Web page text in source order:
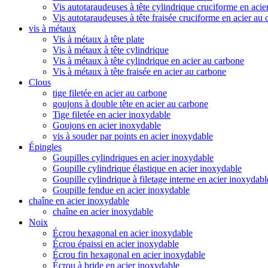
Vis autotaraudeuses à tête cylindrique cruciforme en
Vis autotaraudeuses à tête fraisée cruciforme en acier au
vis à métaux
Vis à métaux à tête plate
Vis à métaux à tête cylindrique
Vis à métaux à tête cylindrique en acier au carbone
Vis à métaux à tête fraisée en acier au carbone
Clous
tige filetée en acier au carbone
goujons à double tête en acier au carbone
Tige filetée en acier inoxydable
Goujons en acier inoxydable
vis à souder par points en acier inoxydable
Épingles
Goupilles cylindriques en acier inoxydable
Goupille cylindrique élastique en acier inoxydable
Goupille cylindrique à filetage interne en acier
Goupille fendue en acier inoxydable
chaîne en acier inoxydable
chaîne en acier inoxydable
Noix
Écrou hexagonal en acier inoxydable
Écrou épaissi en acier inoxydable
Écrou fin hexagonal en acier inoxydable
Écrou à bride en acier inoxydable